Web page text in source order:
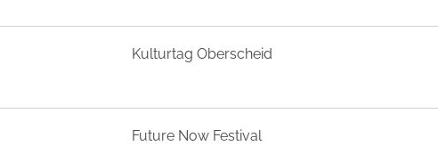
Kulturtag Oberscheid
Future Now Festival